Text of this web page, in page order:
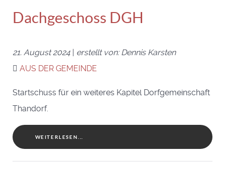
Dachgeschoss DGH
21. August 2024
erstellt von: Dennis Karsten
AUS DER GEMEINDE
Startschuss für ein weiteres Kapitel Dorfgemeinschaft
Thandorf.
WEITERLESEN...